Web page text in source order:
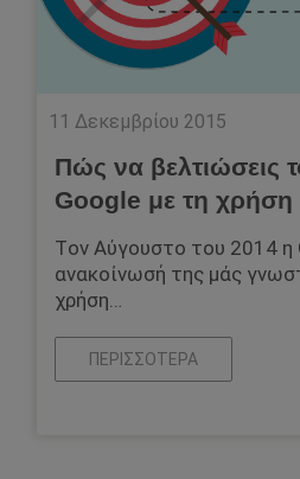
11 Δεκεμβρίου 2015
Πώς να βελτιώσεις
Google με τη χρήση
Tον Αύγουστο του 2014 η
ανακοίνωσή της μάς
χρήση…
ΠΕΡΙΣΣΌΤΕΡΑ